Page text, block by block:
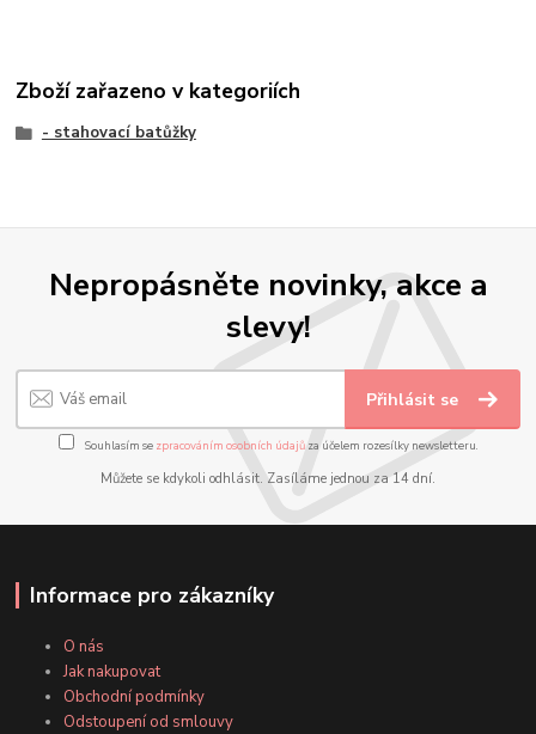
Zboží zařazeno v kategoriích
- stahovací batůžky
Nepropásněte novinky, akce a
slevy!
Přihlásit se
Souhlasím se zpracováním osobních údajůza účelem rozesílky newsletteru.
Můžete se kdykoli odhlásit. Zasíláme jednou za 14 dní.
Informace pro zákazníky
O nás
Jak nakupovat
Obchodní podmínky
Odstoupení od smlouvy